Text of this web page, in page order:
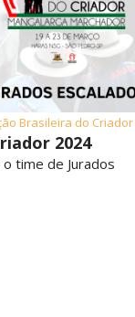
Brasileira do Criador
2024
o time de Jurados